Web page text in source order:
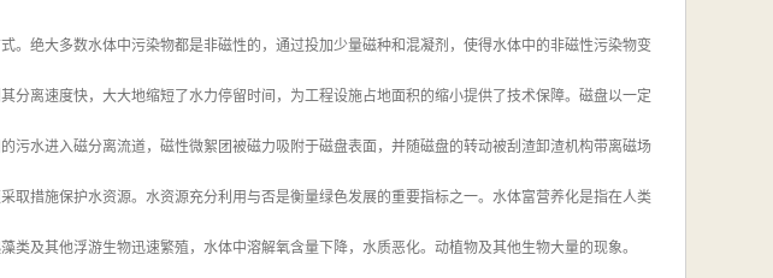
。绝大多数水体中污染物都是非磁性的，通过投加少量磁种和混凝剂，使得水体中的非磁性污染物变
分离速度快，大大地缩短了水力停留时间，为工程设施占地面积的缩小提供了技术保障。磁盘以一定
污水进入磁分离流道，磁性微絮团被磁力吸附于磁盘表面，并随磁盘的转动被刮渣卸渣机构带离磁场
取措施保护水资源。水资源充分利用与否是衡量绿色发展的重要指标之一。水体富营养化是指在人类
及其他浮游生物迅速繁殖，水体中溶解氧含量下降，水质恶化。动植物及其他生物大量的现象。